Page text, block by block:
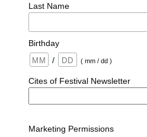
Last Name
Birthday
/
( mm / dd )
Cites of Festival Newsletter
Marketing Permissions